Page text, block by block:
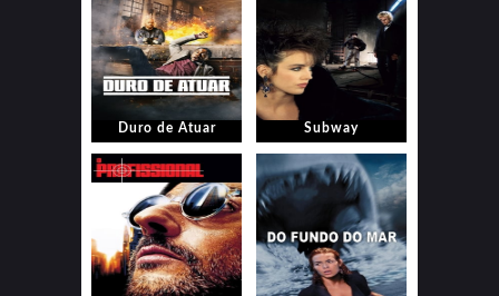
Duro de Atuar Subway